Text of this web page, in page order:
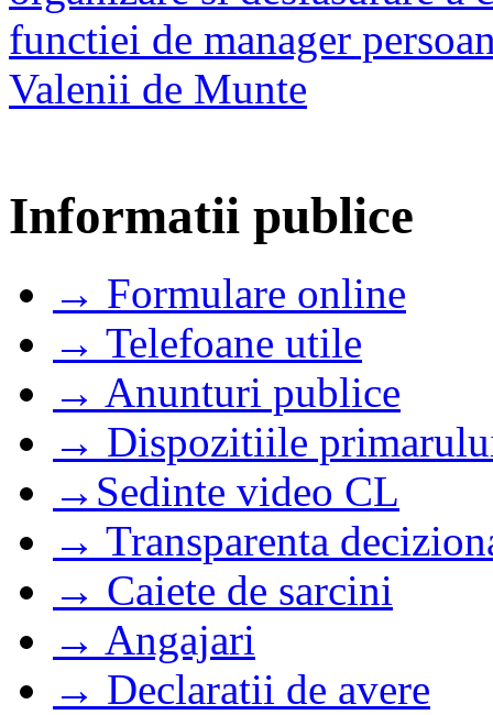
functiei de manager
Valenii de Munte
Informatii publice
→ Formulare online
→ Telefoane utile
→ Anunturi publice
→ Dispozitiile
→Sedinte video CL
→ Transparenta
→ Caiete de sarcini
→ Angajari
→ Declaratii de avere